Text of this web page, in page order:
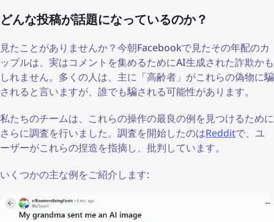
どんな投稿が話題になっているのか？
見たことがありませんか？今朝Facebookで見たその年配のカ
ップルは、実はコメントを集めるためにAI生成された詐欺かも
しれません。多くの人は、主に「高齢者」がこれらの偽物に騙
されると言いますが、誰でも騙される可能性があります。
私たちのチームは、これらの操作の最良の例を見つけるために
さらに調査を行いました。調査を開始したのはRedditで、ユ
ーザーがこれらの捏造を指摘し、批判しています。
いくつかの主な例をご紹介します: